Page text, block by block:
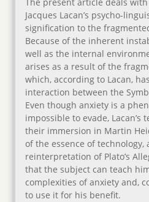
The present article deals
Jacques Lacan’s psycho-
signification to the
Because of the inherent
well as the internal
arises as a result of the
which, according to Lacan,
interaction between the
Even though anxiety is a
impossible to evade, Lacan’s
their immersion in Martin
of the essence of
reinterpretation of Plato’s
that the subject can teach
complexities of anxiety and,
to use it for his benefit.